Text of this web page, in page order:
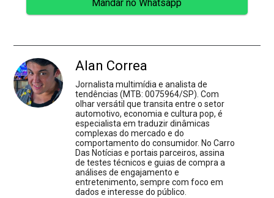
Mandar no Whatsapp
Alan Correa
Jornalista multimídia e analista de
tendências (MTB: 0075964/SP). Com
olhar versátil que transita entre o setor
automotivo, economia e cultura pop, é
especialista em traduzir dinâmicas
complexas do mercado e do
comportamento do consumidor. No Carro
Das Notícias e portais parceiros, assina
de testes técnicos e guias de compra a
análises de engajamento e
entretenimento, sempre com foco em
dados e interesse do público.